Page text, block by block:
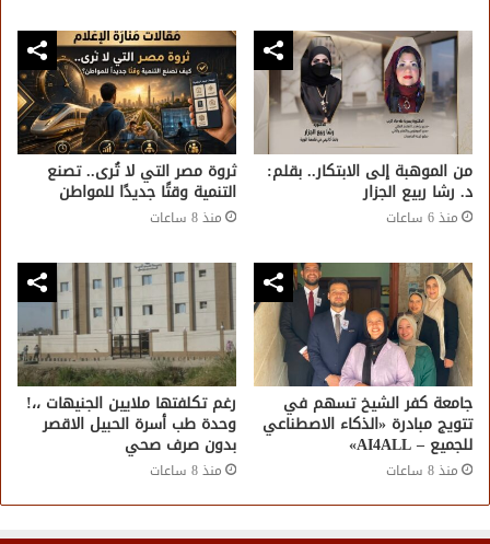
من الموهبة إلى الابتكار.. بقلم:
د. رشا ربيع الجزار
منذ 6 ساعات
​ثروة مصر التي لا تُرى.. تصنع
التنمية وقتًا جديدًا للمواطن
منذ 8 ساعات
جامعة كفر الشيخ تسهم في
تتويج مبادرة «الذكاء الاصطناعي
للجميع – AI4ALL»
منذ 8 ساعات
رغم تكلفتها ملايين الجنيهات ،،!
وحدة طب أسرة الحبيل الاقصر
بدون صرف صحي
منذ 8 ساعات